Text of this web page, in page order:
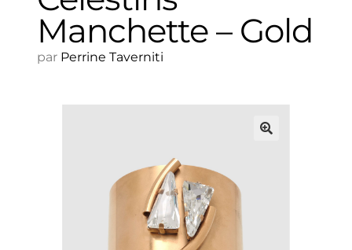
Manchette – Gold
par Perrine Taverniti